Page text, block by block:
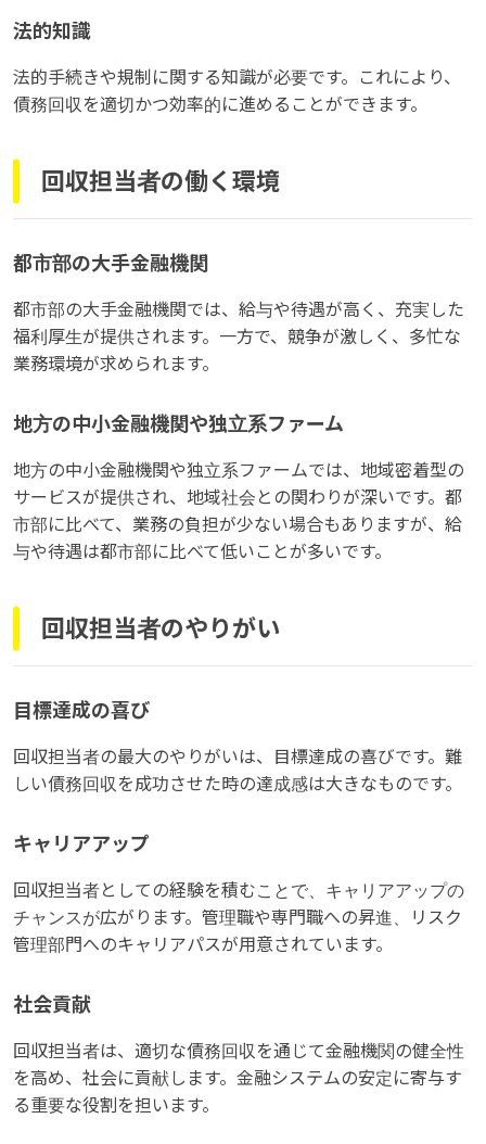
法的知識
法的手続きや規制に関する知識が必要です。これにより、
債務回収を適切かつ効率的に進めることができます。
回収担当者の働く環境
都市部の大手金融機関
都市部の大手金融機関では、給与や待遇が高く、充実した
福利厚生が提供されます。一方で、競争が激しく、多忙な
業務環境が求められます。
地方の中小金融機関や独立系ファーム
地方の中小金融機関や独立系ファームでは、地域密着型の
サービスが提供され、地域社会との関わりが深いです。都
市部に比べて、業務の負担が少ない場合もありますが、給
与や待遇は都市部に比べて低いことが多いです。
回収担当者のやりがい
目標達成の喜び
回収担当者の最大のやりがいは、目標達成の喜びです。難
しい債務回収を成功させた時の達成感は大きなものです。
キャリアアップ
回収担当者としての経験を積むことで、キャリアアップの
チャンスが広がります。管理職や専門職への昇進、リスク
管理部門へのキャリアパスが用意されています。
社会貢献
回収担当者は、適切な債務回収を通じて金融機関の健全性
を高め、社会に貢献します。金融システムの安定に寄与す
る重要な役割を担います。